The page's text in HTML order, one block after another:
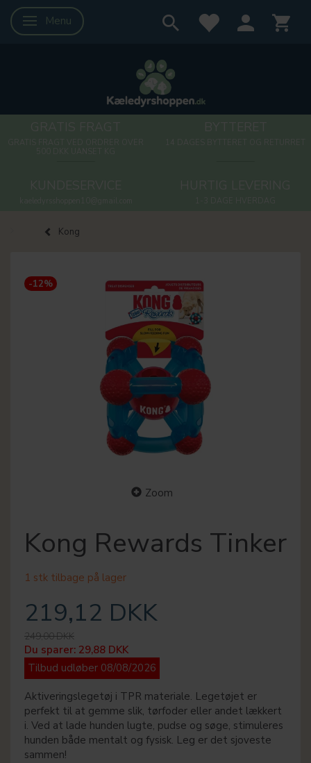
Skifte navigation
Menu
Kong
-12%
Zoom
Kong Rewards Tinker
1 stk tilbage på lager
219,12 DKK
249,00 DKK
Du sparer: 29,88 DKK
Tilbud udløber 08/08/2026
Aktiveringslegetøj i TPR materiale. Legetøjet er
perfekt til at gemme slik, tørfoder eller andet lækkert
i. Ved at lade hunden lugte, pudse og søge, stimuleres
hunden både mentalt og fysisk. Leg er det sjoveste
sammen!